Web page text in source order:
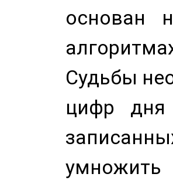
основан
Судьбы
цифр